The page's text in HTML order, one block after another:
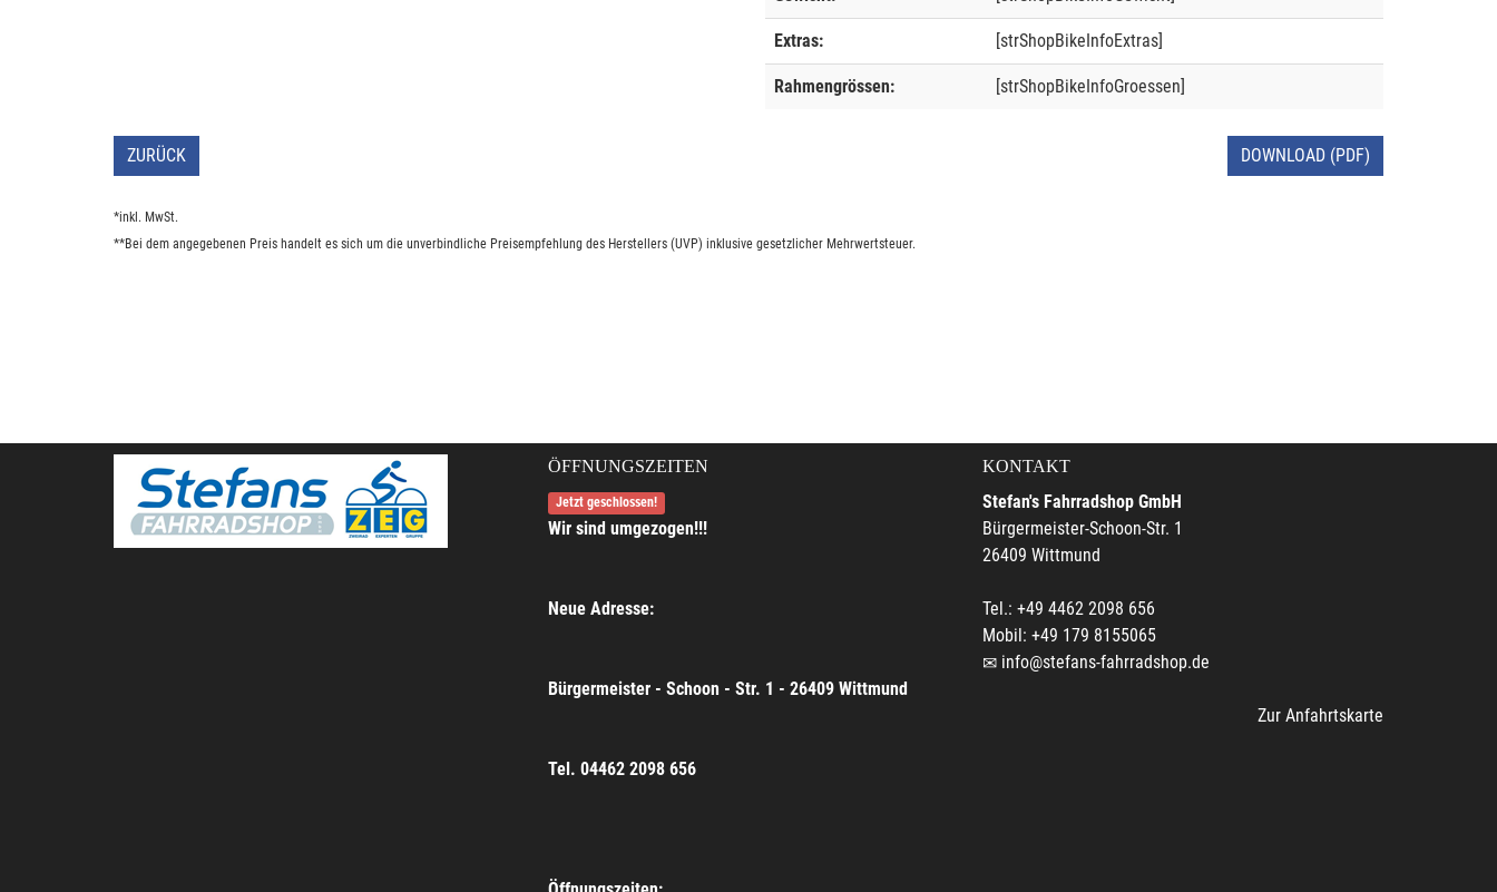
Extras: [strShopBikeInfoExtras]
Rahmengrössen: [strShopBikeInfoGroessen]
ZURÜCK DOWNLOAD (PDF)
*inkl. MwSt.
**Bei dem angegebenen Preis handelt es sich um die unverbindliche Preisempfehlung des Herstellers (UVP) inklusive gesetzlicher Mehrwertsteuer.
ÖFFNUNGSZEITEN
Jetzt geschlossen!
Wir sind umgezogen!!!
Neue Adresse:
Bürgermeister - Schoon - Str. 1 - 26409 Wittmund
Tel. 04462 2098 656
KONTAKT
Stefan's Fahrradshop GmbH
Bürgermeister-Schoon-Str. 1
26409 Wittmund
Tel.: +49 4462 2098 656
Mobil: +49 179 8155065
info@stefans-fahrradshop.de
Zur Anfahrtskarte